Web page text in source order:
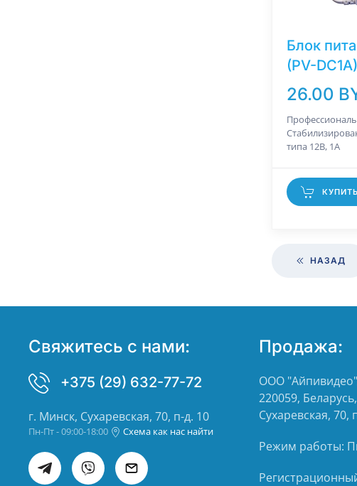
Блок
(PV-DC1A)
26.00
типа 12В, 1А
КУПИТЬ
НАЗАД
Свяжитесь с нами:
+375 (29) 632-77-72
г. Минск, Сухаревская, 70, п-д. 10
Пн-Пт - 09:00-18:00 Схема как нас найти
Продажа:
ООО
220059,
Сухаревская, 70,
Режим работы: